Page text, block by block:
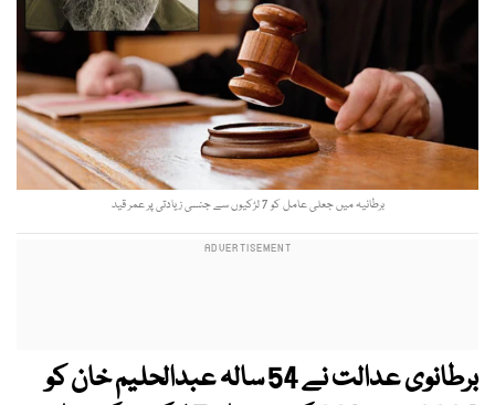
برطانیہ میں جعلی عامل کو 7 لڑکیوں سے جنسی زیادتی پر عمر قید
برطانوی عدالت نے 54 سالہ عبدالحلیم خان کو